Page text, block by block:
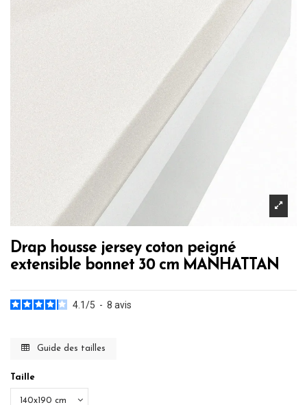
Drap housse jersey coton peigné
extensible bonnet 30 cm MANHATTAN
4.1/5 - 8 avis
Guide des tailles
Taille